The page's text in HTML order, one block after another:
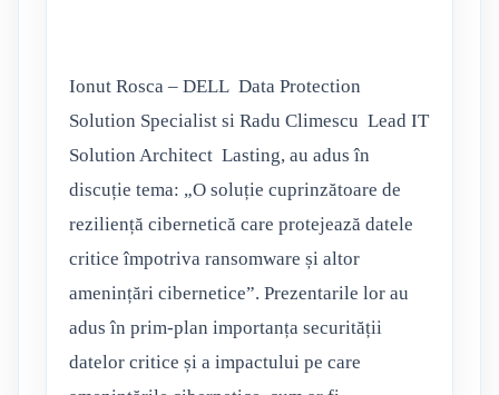
Ionut Rosca – DELL Data Protection
Solution Specialist si Radu Climescu Lead IT
Solution Architect Lasting, au adus în
discuție tema: „O soluție cuprinzătoare de
reziliență cibernetică care protejează datele
critice împotriva ransomware și altor
amenințări cibernetice”. Prezentarile lor au
adus în prim-plan importanța securității
datelor critice și a impactului pe care